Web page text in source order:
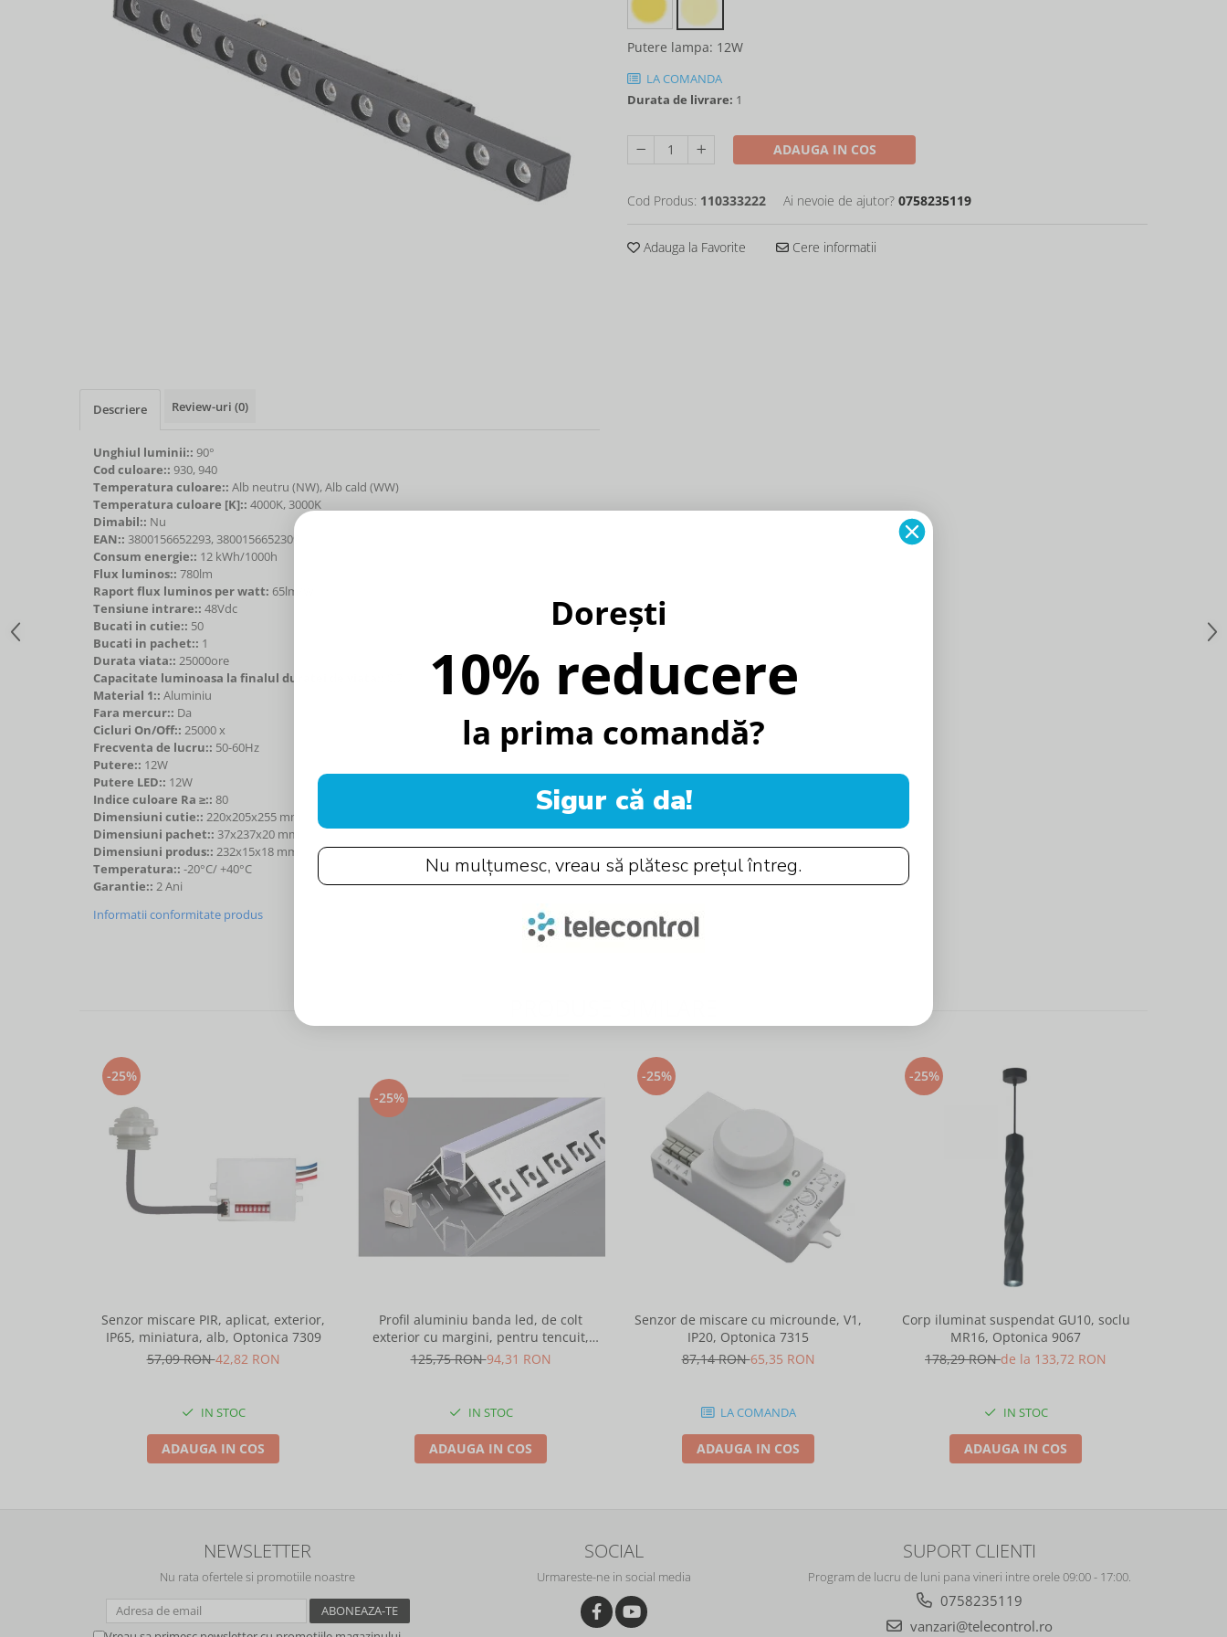
Putere lampa: 12W
LA COMANDA
Durata de livrare: 1
ADAUGA IN COS
Cod Produs: 110333222 Ai nevoie de ajutor? 0758235119
Adauga la Favorite Cere informatii
Descriere Review-uri (0)
Unghiul luminii:: 90°
Cod culoare:: 930, 940
Temperatura culoare:: Alb neutru (NW), Alb cald (WW)
Temperatura culoare [K]:: 4000K, 3000K
Dimabil:: Nu
EAN:: 3800156652293, 3800156652309
Consum energie:: 12 kWh/1000h
Flux luminos:: 780lm
Raport flux luminos per watt: 65lm/W
Tensiune intrare:: 48Vdc
Bucati in cutie:: 50
Bucati in pachet:: 1
Durata viata:: 25000ore
Capacitate luminoasa la finalul duratei de viata::
Material 1:: Aluminiu
Fara mercur:: Da
Cicluri On/Off:: 25000 x
Frecventa de lucru:: 50-60Hz
Putere:: 12W
Putere LED:: 12W
Indice culoare Ra ≥:: 80
Dimensiuni cutie:: 220x205x255 mm
Dimensiuni pachet:: 37x237x20 mm
Dimensiuni produs:: 232x15x18 mm
Temperatura:: -20°C/ +40°C
Garantie:: 2 Ani
Informatii conformitate produs
-25%
Senzor miscare PIR, aplicat, exterior,
IP65, miniatura, alb, Optonica 7309
57,09 RON42,82 RON
IN STOC
ADAUGA IN COS
-25%
Profil aluminiu banda led, de colt
exterior cu margini, pentru tencuit,
lungime 2m, culoare gri natur, Optonica
125,75 RON94,31 RON
IN STOC
ADAUGA IN COS
-25%
Senzor de miscare cu microunde, V1,
IP20, Optonica 7315
87,14 RON65,35 RON
LA COMANDA
ADAUGA IN COS
-25%
Corp iluminat suspendat GU10, soclu
MR16, Optonica 9067
178,29 RONde la 133,72 RON
IN STOC
ADAUGA IN COS
NEWSLETTER
Nu rata ofertele si promotiile noastre
SOCIAL
Urmareste-ne in social media
SUPORT CLIENTI
Program de lucru de luni pana vineri intre orele 09:00 - 17:00.
0758235119
vanzari@telecontrol.ro
Dorești
10% reducere
la prima comandă?
Sigur că da!
Nu mulțumesc, vreau să plătesc prețul întreg.